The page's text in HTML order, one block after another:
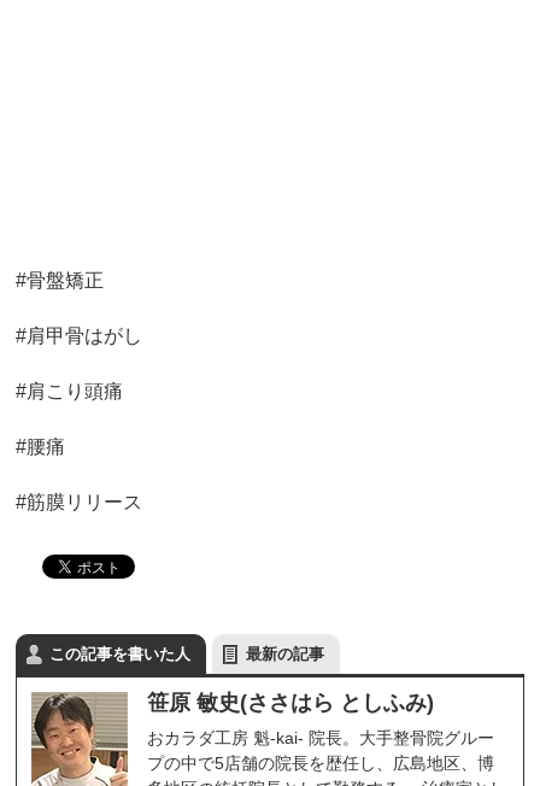
#骨盤矯正
#肩甲骨はがし
#肩こり頭痛
#腰痛
#筋膜リリース
この記事を書いた人 最新の記事
笹原 敏史(ささはら としふみ)
おカラダ工房 魁-kai- 院長。大手整骨院グルー
プの中で5店舗の院長を歴任し、広島地区、博